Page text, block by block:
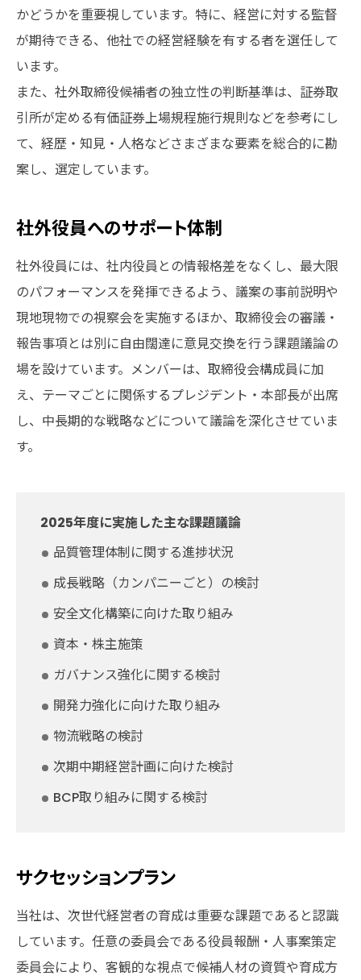
かどうかを重要視しています。特に、経営に対する監督
が期待できる、他社での経営経験を有する者を選任して
います。
また、社外取締役候補者の独立性の判断基準は、証券取
引所が定める有価証券上場規程施行規則などを参考にし
て、経歴・知見・人格などさまざまな要素を総合的に勘
案し、選定しています。
社外役員へのサポート体制
社外役員には、社内役員との情報格差をなくし、最大限
のパフォーマンスを発揮できるよう、議案の事前説明や
現地現物での視察会を実施するほか、取締役会の審議・
報告事項とは別に自由闊達に意見交換を行う課題議論の
場を設けています。メンバーは、取締役会構成員に加
え、テーマごとに関係するプレジデント・本部長が出席
し、中長期的な戦略などについて議論を深化させていま
す。
2025年度に実施した主な課題議論
品質管理体制に関する進捗状況
成長戦略（カンパニーごと）の検討
安全文化構築に向けた取り組み
資本・株主施策
ガバナンス強化に関する検討
開発力強化に向けた取り組み
物流戦略の検討
次期中期経営計画に向けた検討
BCP取り組みに関する検討
サクセッションプラン
当社は、次世代経営者の育成は重要な課題であると認識
しています。任意の委員会である役員報酬・人事案策定
委員会により、客観的な視点で候補人材の資質や育成方